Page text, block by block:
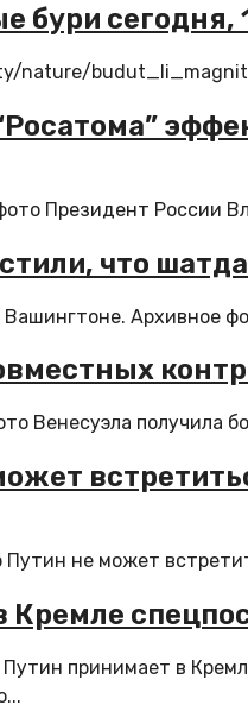
бури сегодня,
nature/
Президент России
что
Архивное
Венесуэла получила
не может
Кремле
Путин принимает в